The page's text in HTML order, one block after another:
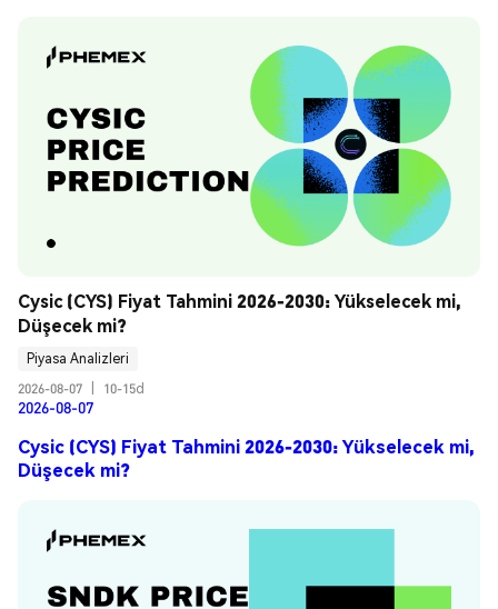
Cysic (CYS) Fiyat Tahmini 2026-2030: Yükselecek mi,
Düşecek mi?
Piyasa Analizleri
2026-08-07
10-15d
2026-08-07
Cysic (CYS) Fiyat Tahmini 2026-2030: Yükselecek mi,
Düşecek mi?